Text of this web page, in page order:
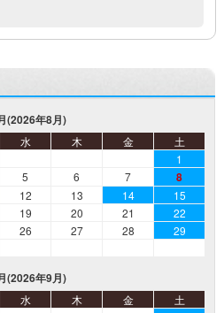
(2026年8月)
水 木 金
土
1
5 6 7 8
12 13 14
15
19 20 21
22
26 27 28
29
(2026年9月)
水 木 金
土